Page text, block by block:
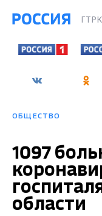
ОБЩЕСТВО
1097
области